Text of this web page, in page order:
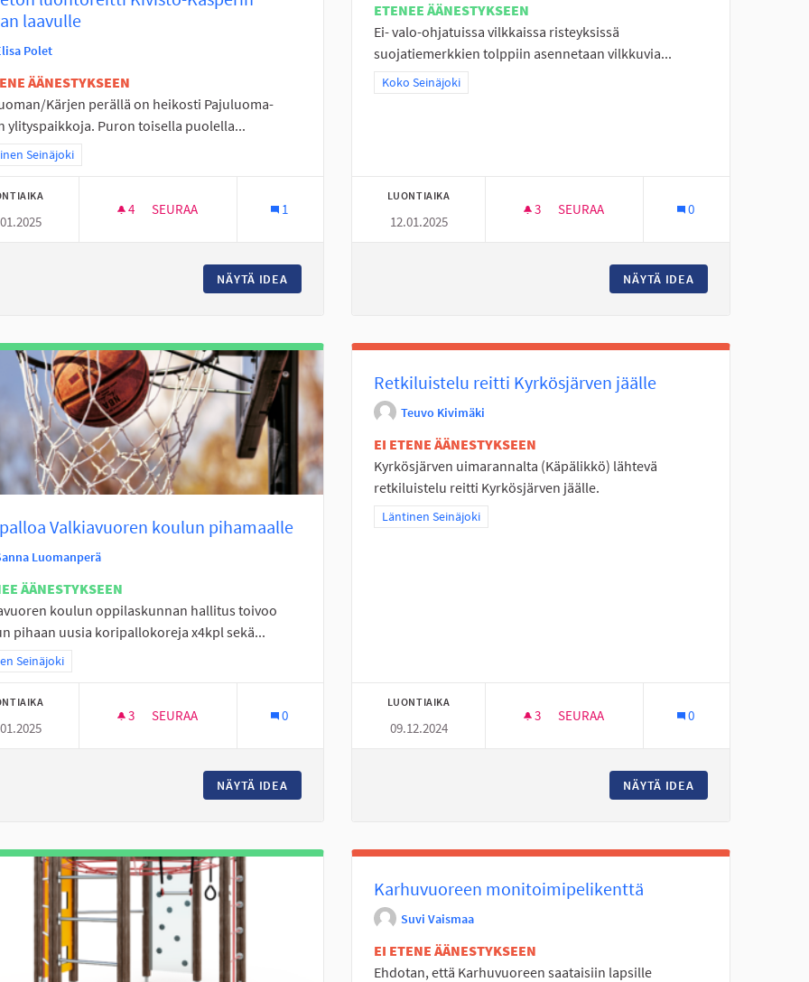
laavulle
Polet
ÄÄNESTYKSEEN
Kärjen perällä on heikosti Pajuluoma-
ylityspaikkoja. Puron toisella puolella...
tulokset teeman mukaan: Läntinen Seinäjoki
Seinäjoki
4 4 SEURAAJAA
SEURAA
ESTEETÖN LUONTOREITTI KIVISTÖ-KASPERIN SEURAN LAAVULLE
1
NÄYTÄ IDEA ESTEETÖN LUONTOREITTI KIVISTÖ-KASPERIN SEURAN LAAVULLE
ETENEE ÄÄNESTYKSEEN
Ei- valo-ohjatuissa vilkkaissa risteyksissä
suojatiemerkkien tolppiin asennetaan vilkkuvia...
Rajaa tulokset teeman mukaan: Koko Seinäjoki
Koko Seinäjoki
LUONTIAIKA
12.01.2025
3 3 SEURAAJAA
SEURAA 0
NÄYTÄ IDEA
Valkiavuoren koulun pihamaalle
Luomanperä
ÄÄNESTYKSEEN
koulun oppilaskunnan hallitus toivoo
pihaan uusia koripallokoreja x4kpl sekä...
tulokset teeman mukaan: Itäinen Seinäjoki
Seinäjoki
3 3 SEURAAJAA
SEURAA
KORIPALLOA VALKIAVUOREN KOULUN PIHAMAALLE
0
NÄYTÄ IDEA
Retkiluistelu reitti Kyrkösjärven jäälle
Teuvo Kivimäki
EI ETENE ÄÄNESTYKSEEN
Kyrkösjärven uimarannalta (Käpälikkö) lähtevä
retkiluistelu reitti Kyrkösjärven jäälle.
Rajaa tulokset teeman mukaan: Läntinen Seinäjoki
Läntinen Seinäjoki
LUONTIAIKA
09.12.2024
3 3 SEURAAJAA
SEURAA 0
NÄYTÄ IDEA
Karhuvuoreen monitoimipelikenttä
Suvi Vaismaa
EI ETENE ÄÄNESTYKSEEN
Ehdotan, että Karhuvuoreen saataisiin lapsille